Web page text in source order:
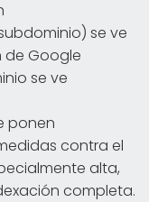
se ve
Google
se ve
ponen
contra el
alta,
completa.